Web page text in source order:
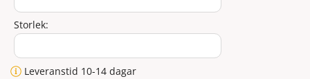
Storlek:
Leveranstid 10-14 dagar